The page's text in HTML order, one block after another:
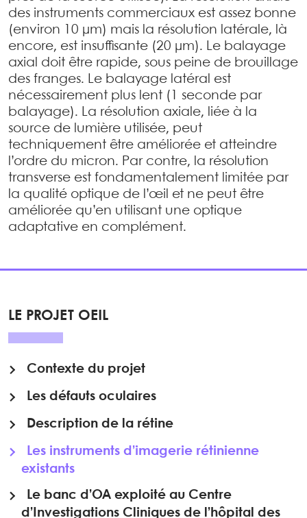
des instruments commerciaux est assez bonne
(environ 10 µm) mais la résolution latérale, là
encore, est insuffisante (20 µm). Le balayage
axial doit être rapide, sous peine de brouillage
des franges. Le balayage latéral est
nécessairement plus lent (1 seconde par
balayage). La résolution axiale, liée à la
source de lumière utilisée, peut
techniquement être améliorée et atteindre
l’ordre du micron. Par contre, la résolution
transverse est fondamentalement limitée par
la qualité optique de l’œil et ne peut être
améliorée qu’en utilisant une optique
adaptative en complément.
LE PROJET OEIL
Contexte du projet
Les défauts oculaires
Description de la rétine
Les instruments d’imagerie rétinienne
existants
Le banc d’OA exploité au Centre
d’Investigations Cliniques de l’hôpital des